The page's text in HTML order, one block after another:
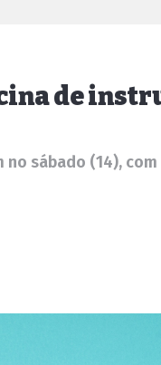
de
sábado (14),